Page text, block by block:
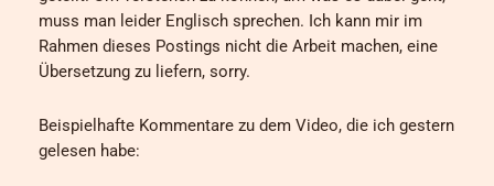
muss man leider Englisch sprechen. Ich kann mir im
Rahmen dieses Postings nicht die Arbeit machen, eine
Übersetzung zu liefern, sorry.
Beispielhafte Kommentare zu dem Video, die ich gestern
gelesen habe: